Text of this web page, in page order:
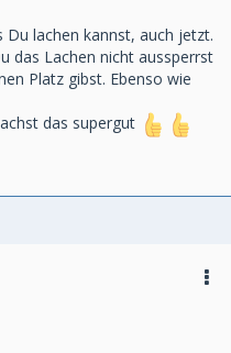
Du lachen kannst, auch jetzt.
das Lachen nicht aussperrst
Platz gibst. Ebenso wie
das supergut